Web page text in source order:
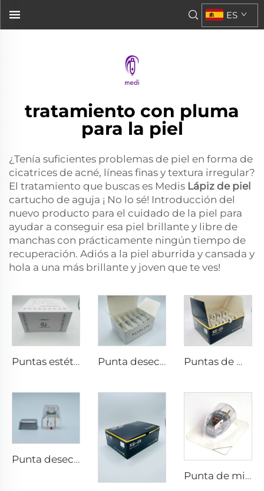
de Medi...">
ES
tratamiento con pluma
para la piel
¿Tenía suficientes problemas de piel en forma de
cicatrices de acné, líneas finas y textura irregular?
El tratamiento que buscas es Medis Lápiz de piel
cartucho de aguja ¡ No lo sé! Introducción del
nuevo producto para el cuidado de la piel para
ayudar a conseguir esa piel brillante y libre de
manchas con prácticamente ningún tiempo de
recuperación. Adiós a la piel aburrida y cansada y
hola a una más brillante y joven que te ves!
Puntas estéticas Pixel8 RF Rohrer 25 49 64 Punta desechable Scarlet S de microneedling rf con electrodos bi-polares 25pin Puntas de microneedling rf Sylfirm X XE-25
Punta desechable Scarlet S de microneedling rf con electrodos bi-polares 25pin
Punta de microneedling rf Sylfirm X XE-25 cartucho de Sylfirm X de Viol